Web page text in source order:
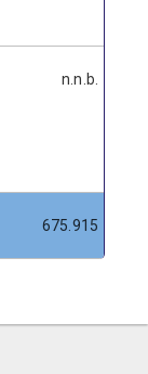
n.n.b.
675.915